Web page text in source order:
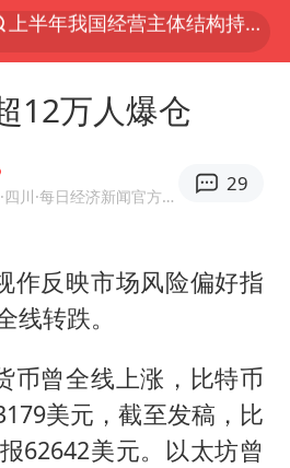
上海：5号线16号线浦江线全线停运
白海豚北上或致京津冀暴雨
上海有出现龙卷潜势
上门女婿出轨女邻居多年被判重婚罪
王艺迪2-4不敌张本美和止步4强
以军士兵把枪口对准中国记者
2025年小学教师减少13.19万
12万人爆仓
·四川 ·每日经济新闻官方网易号
29
作反映市场风险偏好指
线转跌。
币曾全线上涨，比特币
美元，截至发稿，比
报62642美元。以太坊曾